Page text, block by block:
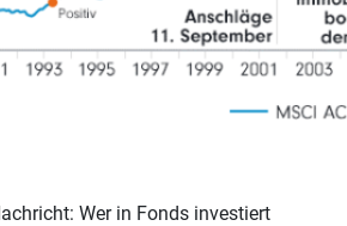
Wer in Fonds investiert